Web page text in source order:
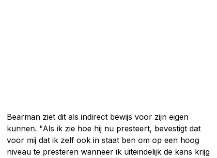
Bearman ziet dit als indirect bewijs voor zijn eigen
kunnen. "Als ik zie hoe hij nu presteert, bevestigt dat
voor mij dat ik zelf ook in staat ben om op een hoog
niveau te presteren wanneer ik uiteindelijk de kans krijg